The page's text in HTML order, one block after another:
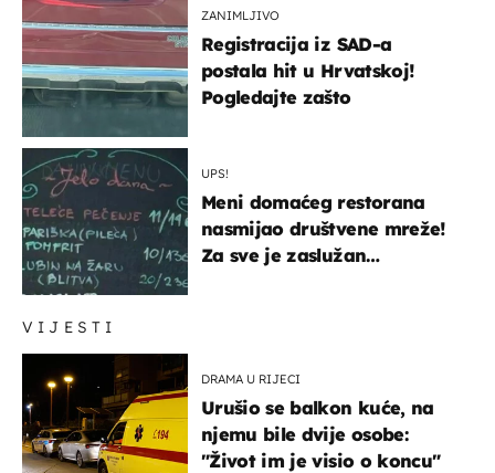
VIJESTI
DRAMA U RIJECI
Urušio se balkon kuće, na
njemu bile dvije osobe:
"Život im je visio o koncu"
ZANIMLJIVO
Registracija iz SAD-a
postala hit u Hrvatskoj!
Pogledajte zašto
UPS!
Meni domaćeg restorana
nasmijao društvene mreže!
Za sve je zaslužan